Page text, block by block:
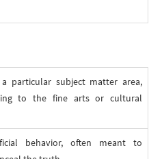
particular subject matter area,
to the fine arts or cultural
behavior, often meant to